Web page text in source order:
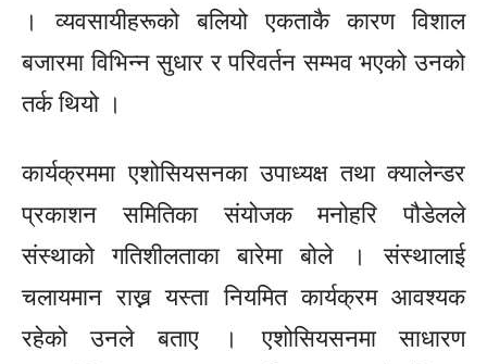
। व्यवसायीहरूको बलियो एकताकै कारण विशाल
बजारमा विभिन्न सुधार र परिवर्तन सम्भव भएको उनको
तर्क थियो ।
कार्यक्रममाएशोसियसनकाउपाध्यक्ष तथा क्यालेन्डर
प्रकाशन समितिका संयोजक मनोहरि पौडेलले
संस्थाको गतिशीलताका बारेमा बोले । संस्थालाई
चलायमान राख्न यस्ता नियमित कार्यक्रम आवश्यक
रहेको उनले बताए ।एशोसियसनमासाधारण